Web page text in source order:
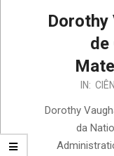
Dorothy
de
IN:
Dorothy
da